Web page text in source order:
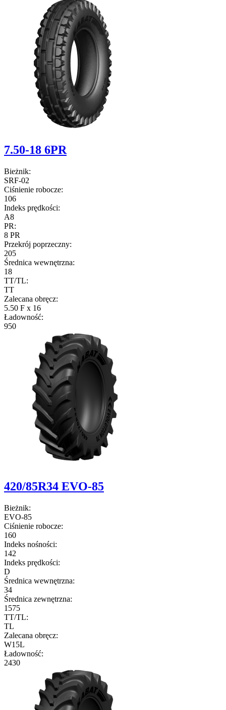
7.50-18 6PR
Bieżnik:
SRF-02
Ciśnienie robocze:
106
Indeks prędkości:
A8
PR:
8 PR
Przekrój poprzeczny:
205
Średnica wewnętrzna:
18
TT/TL:
TT
Zalecana obręcz:
5.50 F x 16
Ładowność:
950
420/85R34 EVO-85
Bieżnik:
EVO-85
Ciśnienie robocze:
160
Indeks nośności:
142
Indeks prędkości:
D
Średnica wewnętrzna:
34
Średnica zewnętrzna:
1575
TT/TL:
TL
Zalecana obręcz:
W15L
Ładowność:
2430